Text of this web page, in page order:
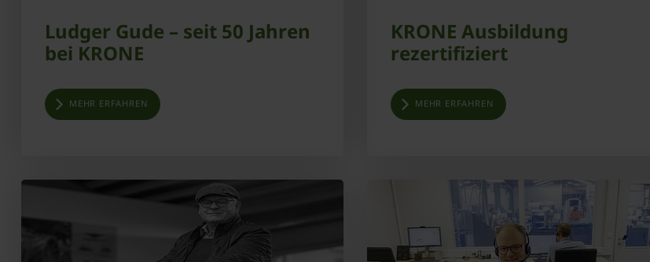
Ludger Gude – seit 50 Jahren
bei KRONE
MEHR ERFAHREN
KRONE Ausbildung
rezertifiziert
MEHR ERFAHREN